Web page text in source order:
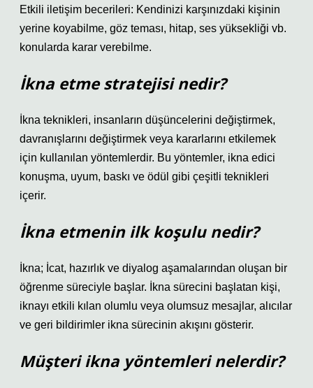
Etkili iletişim becerileri: Kendinizi karşınızdaki kişinin
yerine koyabilme, göz teması, hitap, ses yüksekliği vb.
konularda karar verebilme.
İkna etme stratejisi nedir?
İkna teknikleri, insanların düşüncelerini değiştirmek,
davranışlarını değiştirmek veya kararlarını etkilemek
için kullanılan yöntemlerdir. Bu yöntemler, ikna edici
konuşma, uyum, baskı ve ödül gibi çeşitli teknikleri
içerir.
İkna etmenin ilk koşulu nedir?
İkna; İcat, hazırlık ve diyalog aşamalarından oluşan bir
öğrenme süreciyle başlar. İkna sürecini başlatan kişi,
iknayı etkili kılan olumlu veya olumsuz mesajlar, alıcılar
ve geri bildirimler ikna sürecinin akışını gösterir.
Müşteri ikna yöntemleri nelerdir?